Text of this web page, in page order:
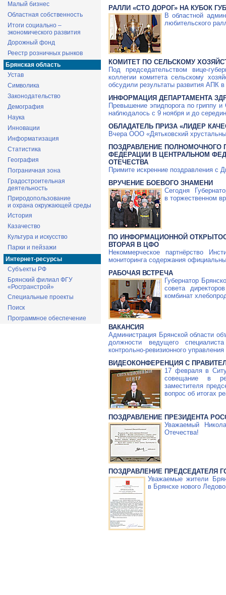
Малый бизнес
Областная собственность
Итоги социально –
экономического развития
Дорожный фонд
Реестр розничных рынков
Брянская область
Устав
Символика
Законодательство
Демография
Наука
Инновации
Информатизация
Статистика
География
Пограничная зона
Градостроительная
деятельность
Природопользование
и охрана окружающей среды
История
Казачество
Культура и искусство
Парки и пейзажи
Интернет-ресурсы
Субъекты РФ
Брянский филиал ФГУ
«Росгранстрой»
Специальные проекты
Поиск
Программное обеспечение
РАЛЛИ «СТО ДОРОГ» НА КУБОК
В областной
любительского
КОМИТЕТ ПО СЕЛЬСКОМУ
Под председательством вице-
коллегии комитета сельскому
обсудили результаты развития АПК в
ИНФОРМАЦИЯ ДЕПАРТАМЕНТА
Превышение эпидпорога по гриппу
наблюдалось с 9 ноября и до
ОБЛАДАТЕЛЬ ПРИЗА «ЛИДЕР
Вчера ООО «Дятьковский
ПОЗДРАВЛЕНИЕ ПОЛНОМОЧНОГО
ФЕДЕРАЦИИ В ЦЕНТРАЛЬНОМ
ОТЕЧЕСТВА
Примите искренние поздравления с
ВРУЧЕНИЕ БОЕВОГО ЗНАМЕНИ
Сегодня
в торжественном
ПО ИНФОРМАЦИОННОЙ
ВТОРАЯ В ЦФО
Некоммерческое партнёрство
мониторинга содержания
РАБОЧАЯ ВСТРЕЧА
Губернатор
совета
комбинат
ВАКАНСИЯ
Администрация Брянской области
должности ведущего
контрольно-ревизионного
ВИДЕОКОНФЕРЕНЦИЯ С
17 февраля в
совещание в
заместителя
вопрос об итогах
ПОЗДРАВЛЕНИЕ ПРЕЗИДЕНТА
Уважаемый
Отечества!
ПОЗДРАВЛЕНИЕ ПРЕДСЕДАТЕЛЯ
Уважаемые жители
в Брянске нового